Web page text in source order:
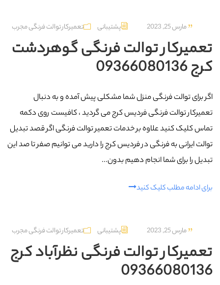
مارس 25, 2023 پشتیبانی تعمیرکار توالت فرنگی مجرب
تعمیرکار توالت فرنگی گوهردشت
کرج 09366080136
اگر برای توالت فرنگی منزل شما مشکلی پیش آمده و به دنبال
تعمیرکار توالت فرنگی فردیس کرج می گردید ، کافیست روی دکمه
تماس کلیک کنید علاوه بر خدمات تعمیر توالت فرنگی اگر قصد تبدیل
توالت ایرانی به فرنگی در فردیس کرج را دارید می توانیم صفر تا صد این
تبدیل را برای شما انجام دهیم بدون...
برای ادامه مطلب کلیک کنید
مارس 25, 2023 پشتیبانی تعمیرکار توالت فرنگی مجرب
تعمیرکار توالت فرنگی نظرآباد کرج
09366080136